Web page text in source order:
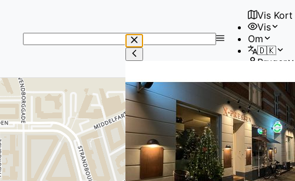
No
results
Vis Kort
Vis
Om
🇩🇰
Bruger